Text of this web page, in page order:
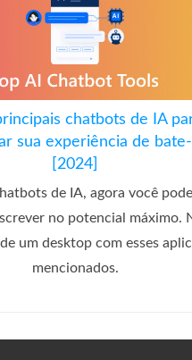
chatbots de IA
sua experiência de
[2024]
de IA, agora você
no potencial máximo.
um desktop com esses
mencionados.